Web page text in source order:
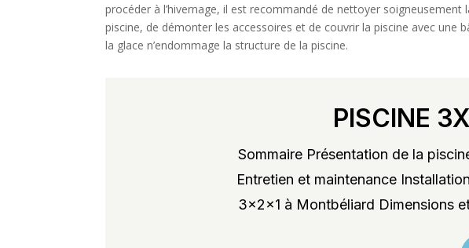
procéder à l’hivernage, il est recommandé de nettoyer
piscine, de démonter les accessoires et de couvrir la piscine avec une
la glace n’endommage la structure de la piscine.
PISCINE
Sommaire Présentation de la
Entretien et maintenance
3x2x1 à Montbéliard Dimensions